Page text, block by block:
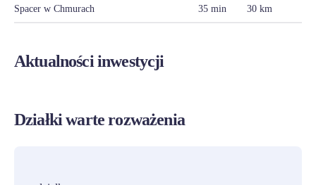
Spacer w Chmurach 35 min 30 km
Aktualności inwestycji
Działki warte rozważenia